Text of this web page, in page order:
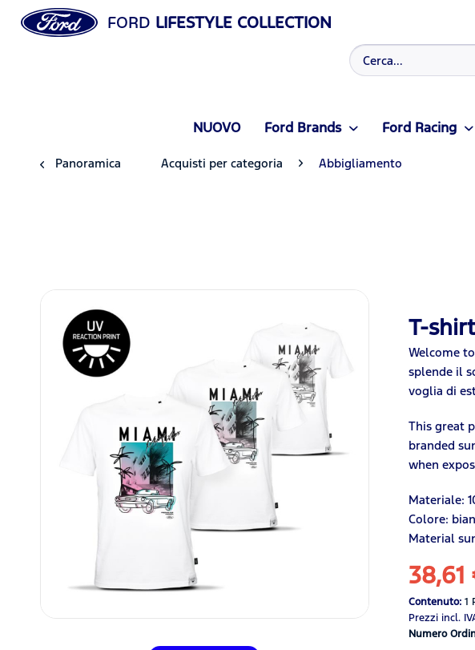
FORD LIFESTYLE COLLECTION
NUOVO Ford Brands Ford Racing
Panoramica Acquisti per categoria Abbigliamento
T-
Welcome
splende il
voglia di
This great
branded
when
Materiale:
Colore:
Material
Contenuto:1
Prezzi incl.
Numero